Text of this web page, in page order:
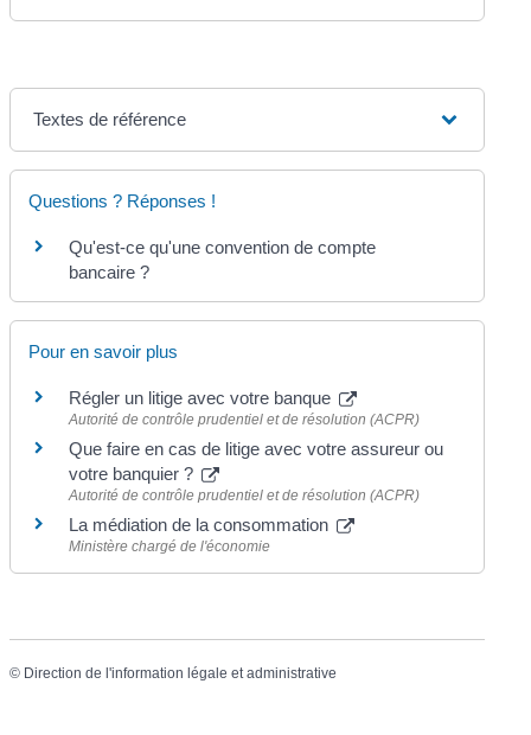
Textes de référence
Questions ? Réponses !
Qu'est-ce qu'une convention de compte
bancaire ?
Pour en savoir plus
Régler un litige avec votre banque
Autorité de contrôle prudentiel et de résolution (ACPR)
Que faire en cas de litige avec votre assureur ou
votre banquier ?
Autorité de contrôle prudentiel et de résolution (ACPR)
La médiation de la consommation
Ministère chargé de l'économie
© Direction de l'information légale et administrative